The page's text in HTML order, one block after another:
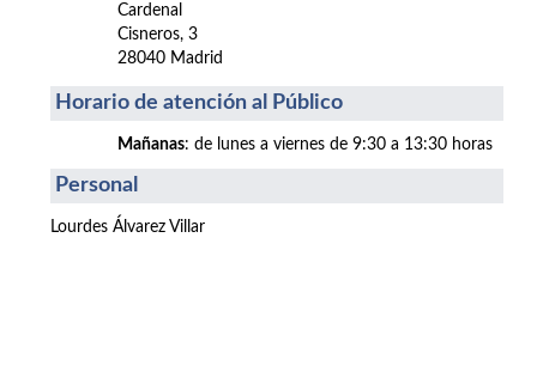
Cardenal
Cisneros, 3
28040 Madrid
Horario de atención al Público
Mañanas: de lunes a viernes de 9:30 a 13:30 horas
Personal
Lourdes Álvarez Villar